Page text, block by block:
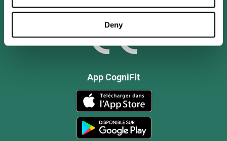
Deny
App CogniFit